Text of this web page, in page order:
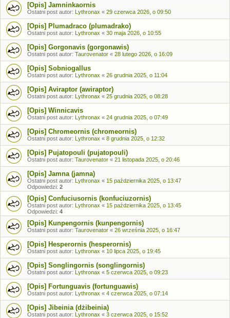
[Opis] Jamninkaornis
Ostatni post autor: Lythronax « 29 czerwca 2026, o 09:50
[Opis] Plumadraco (plumadrako)
Ostatni post autor: Lythronax « 30 maja 2026, o 10:55
[Opis] Gorgonavis (gorgonawis)
Ostatni post autor: Taurovenator « 28 lutego 2026, o 16:09
[Opis] Sobniogallus
Ostatni post autor: Lythronax « 26 grudnia 2025, o 11:04
[Opis] Aviraptor (awiraptor)
Ostatni post autor: Lythronax « 25 grudnia 2025, o 08:28
[Opis] Winnicavis
Ostatni post autor: Lythronax « 24 grudnia 2025, o 07:49
[Opis] Chromeornis (chromeornis)
Ostatni post autor: Lythronax « 8 grudnia 2025, o 12:32
[Opis] Pujatopouli (pujatopouli)
Ostatni post autor: Taurovenator « 21 listopada 2025, o 20:46
[Opis] Jamna (jamna)
Ostatni post autor: Lythronax « 15 października 2025, o 13:47
Odpowiedzi: 2
[Opis] Confuciusornis (konfuciuzornis)
Ostatni post autor: Lythronax « 15 października 2025, o 13:45
Odpowiedzi: 4
[Opis] Kunpengornis (kunpengornis)
Ostatni post autor: Taurovenator « 26 września 2025, o 16:47
[Opis] Hesperornis (hesperornis)
Ostatni post autor: Lythronax « 10 lipca 2025, o 19:45
[Opis] Songlingornis (songlingornis)
Ostatni post autor: Lythronax « 5 czerwca 2025, o 09:23
[Opis] Fortunguavis (fortunguawis)
Ostatni post autor: Lythronax « 4 czerwca 2025, o 07:14
[Opis] Jibeinia (dżibeinia)
Ostatni post autor: Lythronax « 3 czerwca 2025, o 15:52